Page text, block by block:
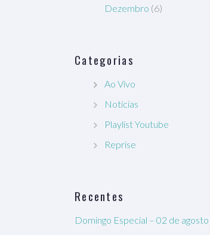
Dezembro (6)
Categorias
Ao Vivo
Notícias
Playlist Youtube
Reprise
Recentes
Domingo Especial – 02 de